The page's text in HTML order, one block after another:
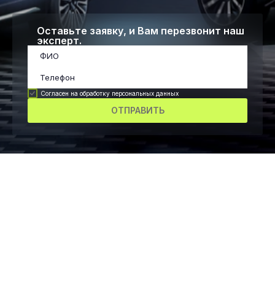
Оставьте заявку, и Вам перезвонит наш
эксперт.
Согласен на обработку персональных данных
ОТПРАВИТЬ